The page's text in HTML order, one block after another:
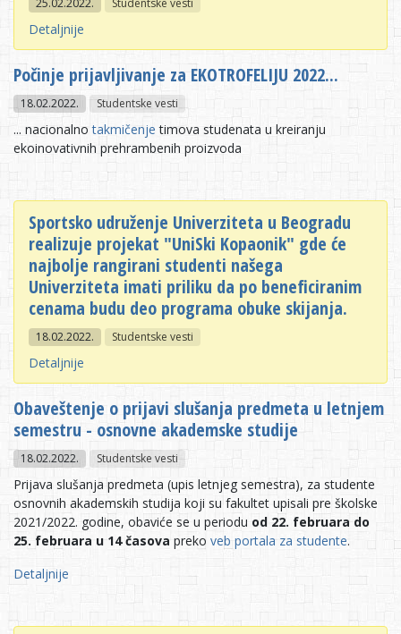
Detaljnije
Počinje prijavljivanje za EKOTROFELIJU 2022...
18.02.2022. Studentske vesti
... nacionalnotakmičenje timova studenata u kreiranju
ekoinovativnih prehrambenih proizvoda
Sportsko udruženje Univerziteta u Beogradu
realizuje projekat "UniSki Kopaonik" gde će
najbolje rangirani studenti našega
Univerziteta imati priliku da po beneficiranim
cenama budu deo programa obuke skijanja.
18.02.2022. Studentske vesti
Detaljnije
Obaveštenje o prijavi slušanja predmeta u letnjem
semestru - osnovne akademske studije
18.02.2022. Studentske vesti
Prijava slušanja predmeta (upis letnjeg semestra), za studente
osnovnih akademskih studija koji su fakultet upisali pre školske
2021/2022. godine, obaviće se u periodu od 22. februara do
25. februara u 14 časova preko veb portala za studente.
Detaljnije